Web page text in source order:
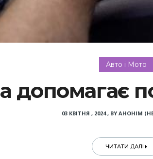
Авто і Мото
допомагає
03 КВІТНЯ , 2024, BY АНОНІМ (НЕ
ЧИТАТИ ДАЛІ